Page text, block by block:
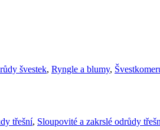
švestek, Ryngle a blumy,
třešní, Sloupovité a zakrslé odrůdy